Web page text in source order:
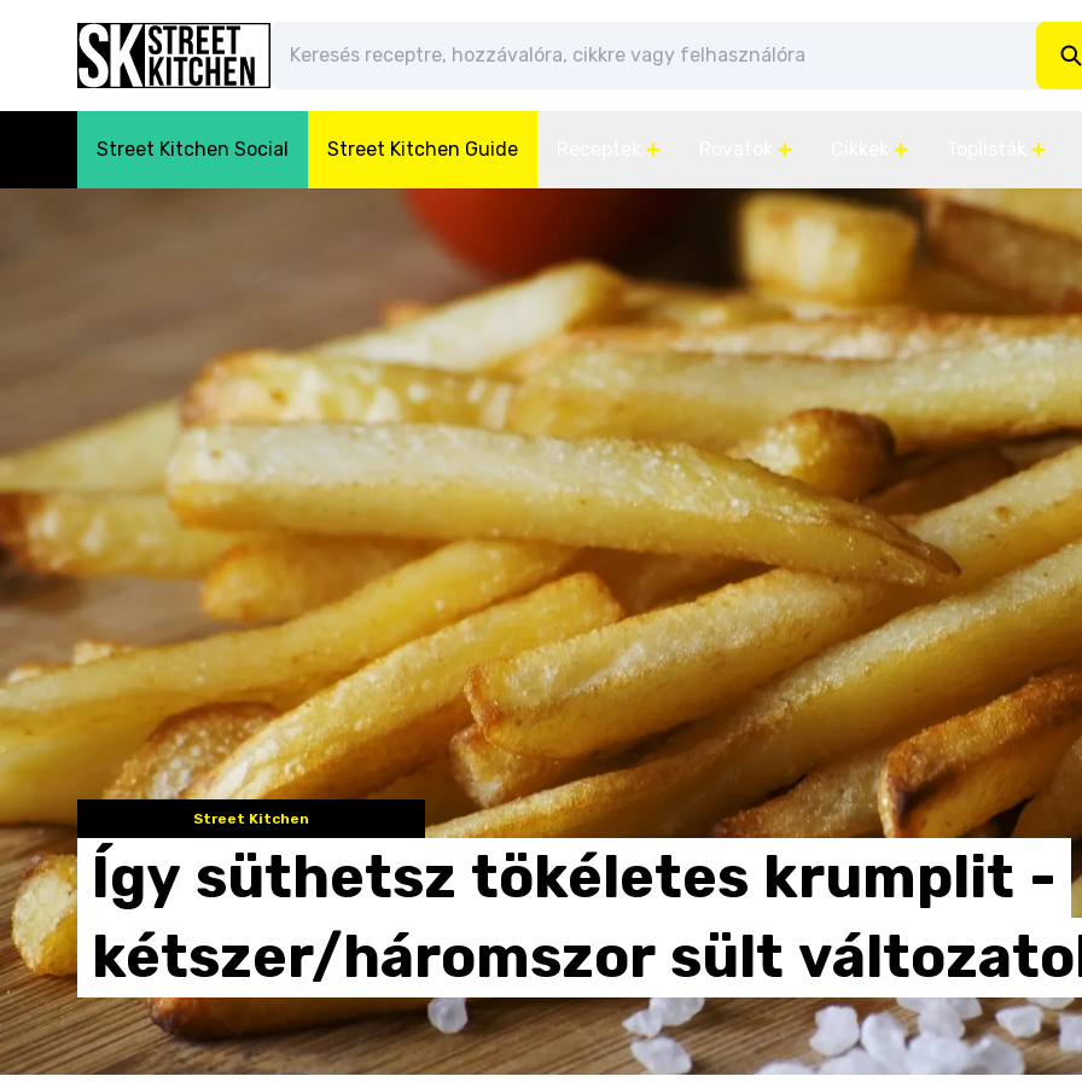
Street Kitchen Social Street Kitchen Guide
Street Kitchen
Így süthetsz tökéletes krumplit -
kétszer/háromszor sült